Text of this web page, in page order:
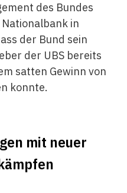
des Bundes
in
der Bund sein
der UBS bereits
satten Gewinn von
konnte.
mit neuer